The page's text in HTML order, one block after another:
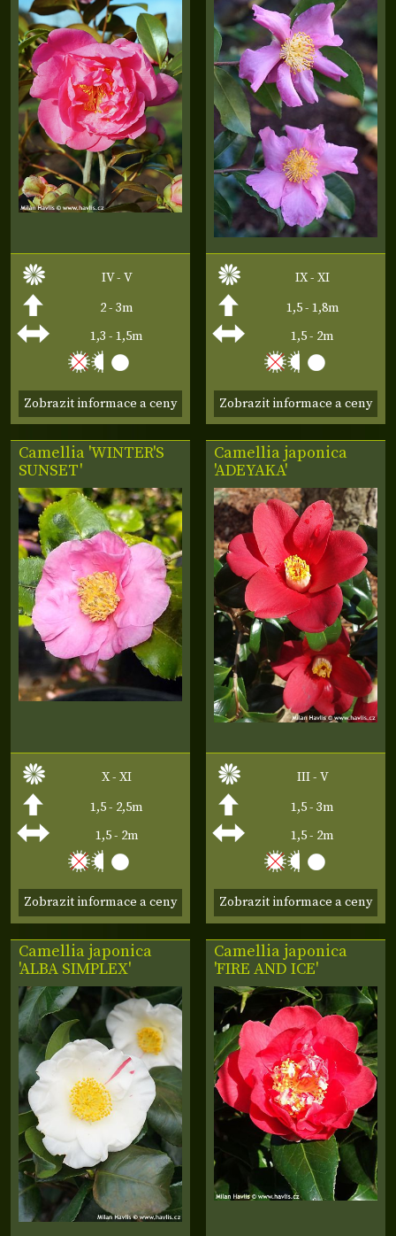
IV - V
2 - 3m
1,3 - 1,5m
Zobrazit informace a ceny
IX - XI
1,5 - 1,8m
1,5 - 2m
Zobrazit informace a ceny
Camellia 'WINTER'S
SUNSET'
X - XI
1,5 - 2,5m
1,5 - 2m
Zobrazit informace a ceny
Camellia japonica
'ADEYAKA'
III - V
1,5 - 3m
1,5 - 2m
Zobrazit informace a ceny
Camellia japonica
'ALBA SIMPLEX'
Camellia japonica
'FIRE AND ICE'